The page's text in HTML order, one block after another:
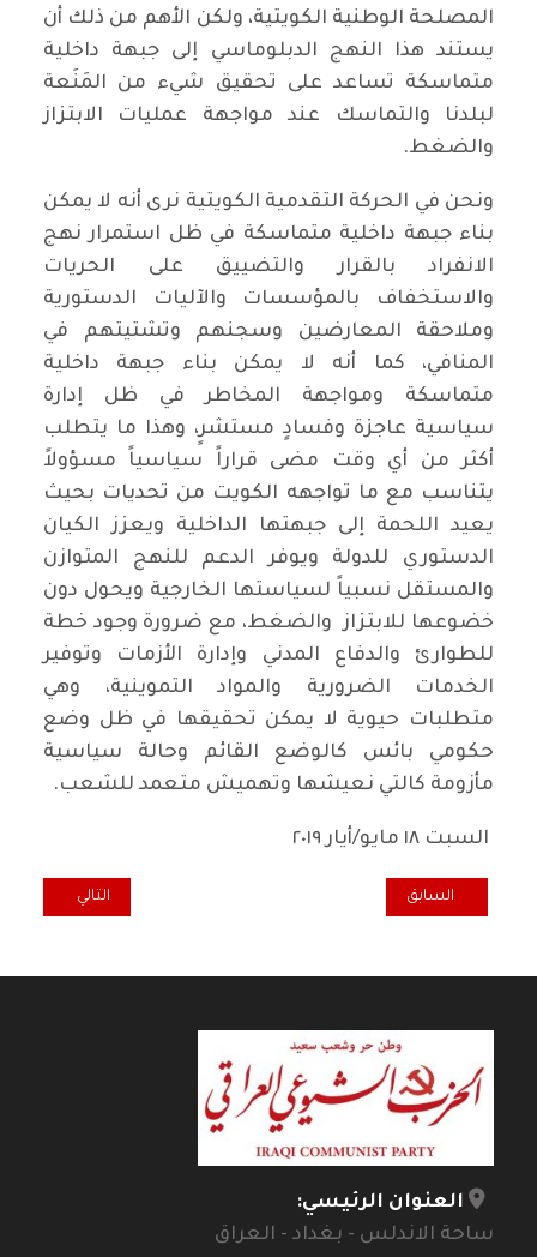
المصلحة الوطنية الكويتية، ولكن الأهم من ذلك أن
يستند هذا النهج الدبلوماسي إلى جبهة داخلية
متماسكة تساعد على تحقيق شيء من المَنَعة
لبلدنا والتماسك عند مواجهة عمليات الابتزاز
والضغط.
ونحن في الحركة التقدمية الكويتية نرى أنه لا يمكن
بناء جبهة داخلية متماسكة في ظل استمرار نهج
الانفراد بالقرار والتضييق على الحريات
والاستخفاف بالمؤسسات والآليات الدستورية
وملاحقة المعارضين وسجنهم وتشتيتهم في
المنافي، كما أنه لا يمكن بناء جبهة داخلية
متماسكة ومواجهة المخاطر في ظل إدارة
سياسية عاجزة وفسادٍ مستشرٍ، وهذا ما يتطلب
أكثر من أي وقت مضى قراراً سياسياً مسؤولاً
يتناسب مع ما تواجهه الكويت من تحديات بحيث
يعيد اللحمة إلى جبهتها الداخلية ويعزز الكيان
الدستوري للدولة ويوفر الدعم للنهج المتوازن
والمستقل نسبياً لسياستها الخارجية ويحول دون
خضوعها للابتزاز والضغط، مع ضرورة وجود خطة
للطوارئ والدفاع المدني وإدارة الأزمات وتوفير
الخدمات الضرورية والمواد التموينية، وهي
متطلبات حيوية لا يمكن تحقيقها في ظل وضع
حكومي بائس كالوضع القائم وحالة سياسية
مأزومة كالتي نعيشها وتهميش متعمد للشعب.
السبت ١٨ مايو/أيار ٢٠١٩
المقال السابق: بريطانيا.. حزب العمال البريطاني يوقف التفاوض مع
السابق المقال التالي:
التالي
العنوان الرئيسي:
ساحة الاندلس - بغداد - العراق